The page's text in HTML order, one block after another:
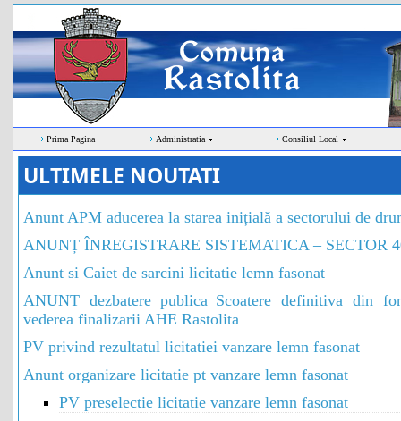
Prima Pagina Administratia Consiliul Local
ULTIMELE NOUTATI
Anunt APM aducerea la starea inițială a sectorului de
ANUNȚ ÎNREGISTRARE SISTEMATICA – SECTOR
Anunt si Caiet de sarcini licitatie lemn fasonat
ANUNT dezbatere publica_Scoatere definitiva din
vederea finalizarii AHE Rastolita
PV privind rezultatul licitatiei vanzare lemn fasonat
Anunt organizare licitatie pt vanzare lemn fasonat
PV preselectie licitatie vanzare lemn fasonat